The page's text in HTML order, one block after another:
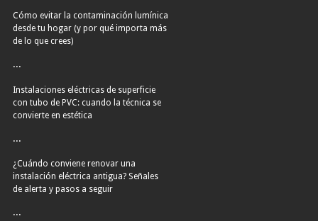
Cómo evitar la contaminación lumínica
desde tu hogar (y por qué importa más
de lo que crees)
...
Instalaciones eléctricas de superficie
con tubo de PVC: cuando la técnica se
convierte en estética
...
¿Cuándo conviene renovar una
instalación eléctrica antigua? Señales
de alerta y pasos a seguir
...